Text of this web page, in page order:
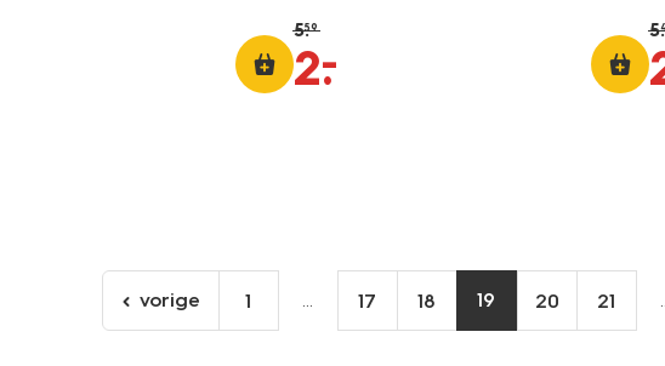
5.59
2.
–
5.
ga
naar
vorige 1 ... 17 18 19 20 21